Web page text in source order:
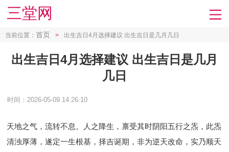
三堂网
当前位置： 首页 > 出生吉日4月选择建议 出生吉日是几月几日
出生吉日4月选择建议 出生吉日是几月
几日
时间：2026-05-09 14:26:10
天地之气，流转不息。人之降生，禀受其时阴阳五行之炁，此炁
清浊厚薄，遂定一生根基，择吉诞期，非为逆天改命，实乃顺天